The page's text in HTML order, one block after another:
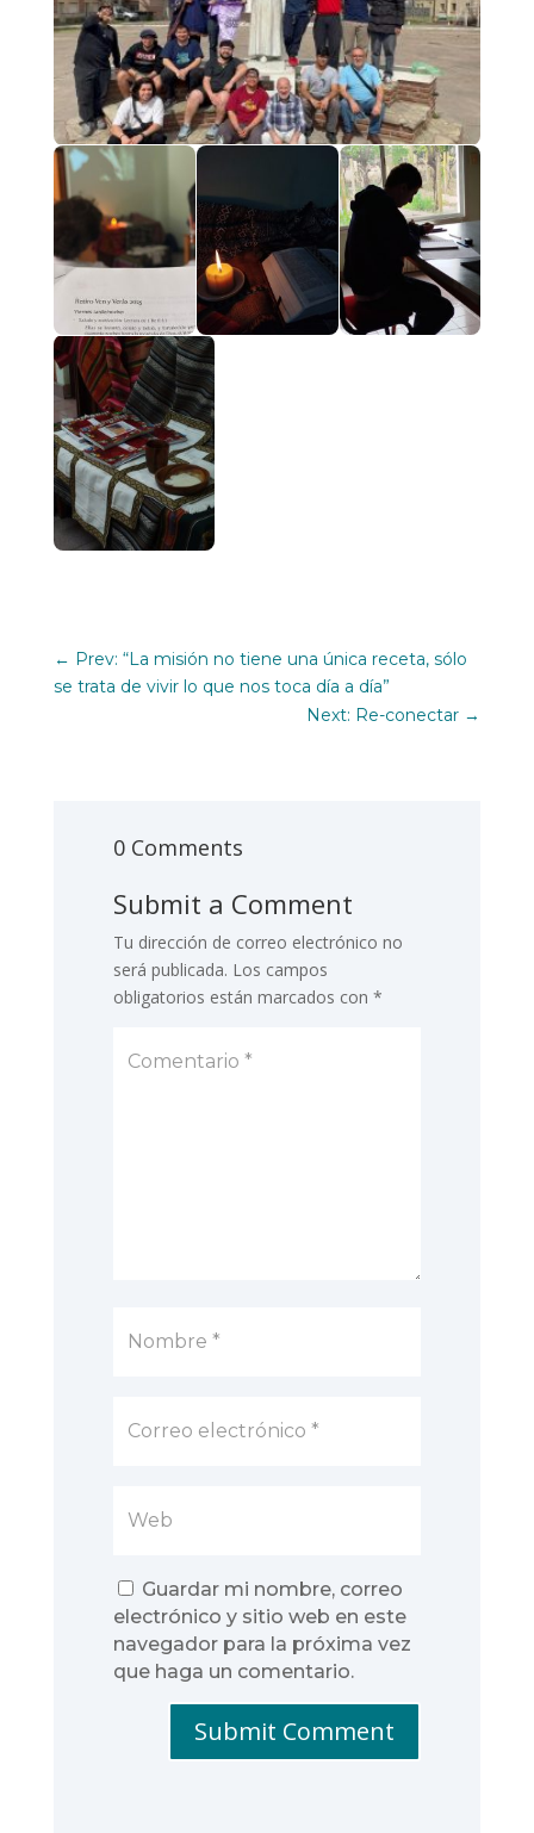
← Prev: “La misión no tiene una única receta, sólo
se trata de vivir lo que nos toca día a día”
Next: Re-conectar →
0 Comments
Submit a Comment
Tu dirección de correo electrónico no
será publicada. Los campos
obligatorios están marcados con *
Guardar mi nombre, correo
electrónico y sitio web en este
navegador para la próxima vez
que haga un comentario.
Submit Comment